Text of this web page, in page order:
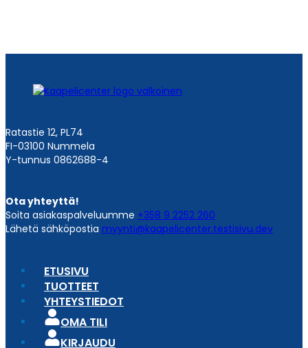
Ratastie 12, PL74
FI-03100 Nummela
Y-tunnus 0862688-4
Ota yhteyttä!
Soita asiakaspalveluumme +358 9 2252 260
Lähetä sähköpostia myynti@kaapelicenter.testisivu.dev
ETUSIVU
TUOTTEET
YHTEYSTIEDOT
OMA TILI
KIRJAUDU